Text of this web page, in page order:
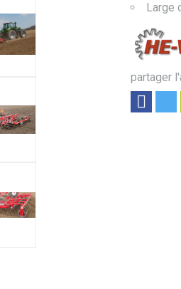
Large
partager